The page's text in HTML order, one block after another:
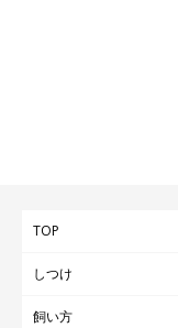
TOP
しつけ
飼い方